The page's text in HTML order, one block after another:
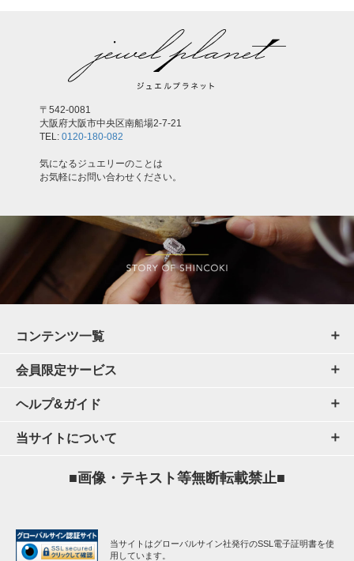
〒542-0081
大阪府大阪市中央区南船場2-7-21
TEL: 0120-180-082
気になるジュエリーのことは
お気軽にお問い合わせください。
コンテンツ一覧
会員限定サービス
ヘルプ&ガイド
当サイトについて
■画像・テキスト等無断転載禁止■
当サイトはグローバルサイン社発行のSSL電子証明書を使
用しています。